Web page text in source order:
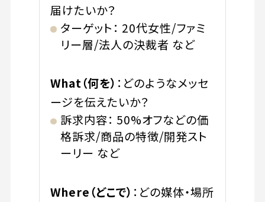
届けたいか？
ターゲット： 20代女性/ファミ
リー層/法人の決裁者 など
What（何を） ：どのようなメッセ
ージを伝えたいか？
訴求内容： 50%オフなどの価
格訴求/商品の特徴/開発スト
ーリー など
Where（どこで） ：どの媒体・場所